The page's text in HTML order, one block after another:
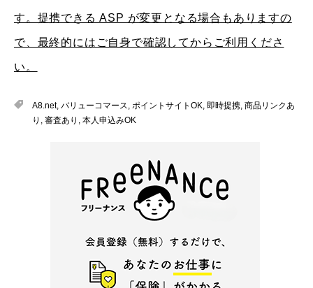
す。提携できる ASP が変更となる場合もありますの
で、最終的にはご自身で確認してからご利用くださ
い。
A8.net, バリューコマース ポイントサイトOK 即時提携 商品リンクあ
り
審査あり 本人申込みOK